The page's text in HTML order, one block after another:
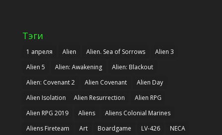
Тэги
1 апреля Alien Alien. Sea of Sorrows
Alien 3
Alien 5
Alien: Awakening
Alien: Blackout
Alien: Covenant 2
Alien Covenant
Alien Day
Alien Isolation
Alien Resurrection
Alien RPG
Alien RPG 2019
Aliens
Aliens Colonial Marines
Aliens Fireteam
Art Boardgame LV-426
NECA